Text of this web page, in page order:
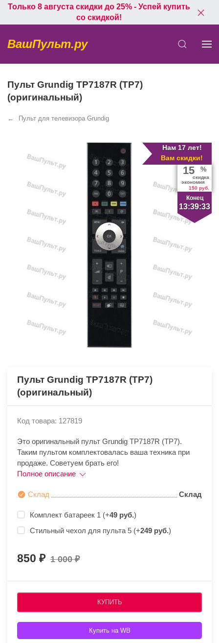
Только 8 августа скидки до 25% - Успей купить
со скидкой!
ВашПульт.ру
Пульт Grundig TP7187R (TP7)
(оригинальный)
Пульт для телевизора Grundig
Нам 17 лет!
Вам скидки!
Конец
13:39:32
15 %
скидка
экономия
150 руб.
Пульт Grundig TP7187R (TP7)
(оригинальный)
Код товара: 127819
Это оригинальный пульт Grundig TP7187R (TP7).
Таким пультом комплектовалась ваша техника при
продаже. Советуем брать его!
Полное описание
Склад Склад
Комплект батареек 1 (+49 руб.)
Стильный чехол для пульта 5 (+249 руб.)
850 1 000
КУПИТЬ
Купить на WB